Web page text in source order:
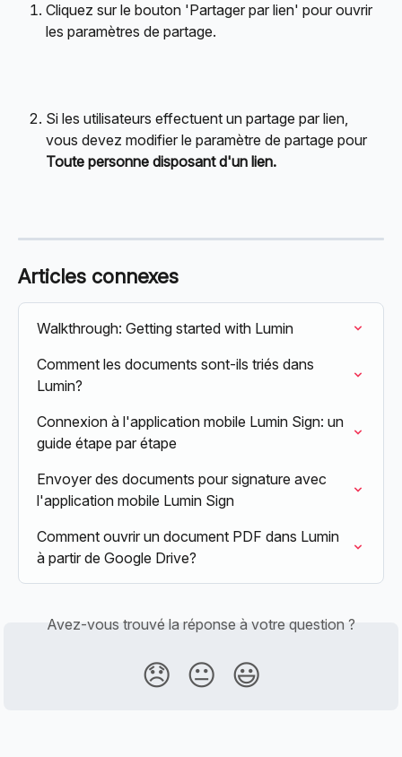
Cliquez sur le bouton 'Partager par lien' pour ouvrir
les paramètres de partage.
Si les utilisateurs effectuent un partage par lien,
vous devez modifier le paramètre de partage pour
Toute personne disposant d'un lien.
Articles connexes
Walkthrough: Getting started with Lumin
Comment les documents sont-ils triés dans
Lumin?
Connexion à l'application mobile Lumin Sign: un
guide étape par étape
Envoyer des documents pour signature avec
l'application mobile Lumin Sign
Comment ouvrir un document PDF dans Lumin
à partir de Google Drive?
Avez-vous trouvé la réponse à votre question ?
😞 😐 😃